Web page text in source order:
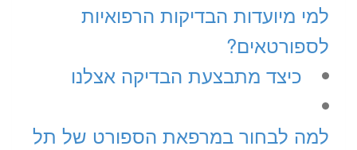
למי מיועדות הבדיקות הרפואיות
לספורטאים?
כיצד מתבצעת הבדיקה אצלנו
למה לבחור במרפאת הספורט של תל